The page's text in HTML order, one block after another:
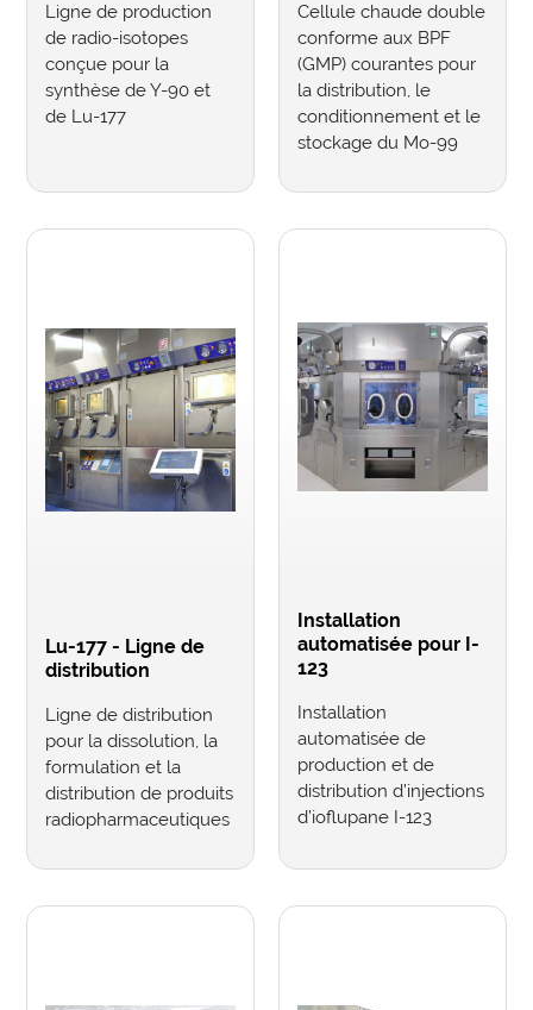
Ligne de production
de radio-isotopes
conçue pour la
synthèse de Y-90 et
de Lu-177
Cellule chaude double
conforme aux BPF
(GMP) courantes pour
la distribution, le
conditionnement et le
stockage du Mo-99
Lu-177 - Ligne de
distribution
Ligne de distribution
pour la dissolution, la
formulation et la
distribution de produits
radiopharmaceutiques
Installation
automatisée pour I-
123
Installation
automatisée de
production et de
distribution d’injections
d’ioflupane I-123